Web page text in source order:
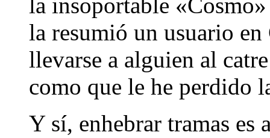
la insoportable
la resumió un usuario
llevarse a alguien al
como que le he perdido
Y sí, enhebrar tramas es